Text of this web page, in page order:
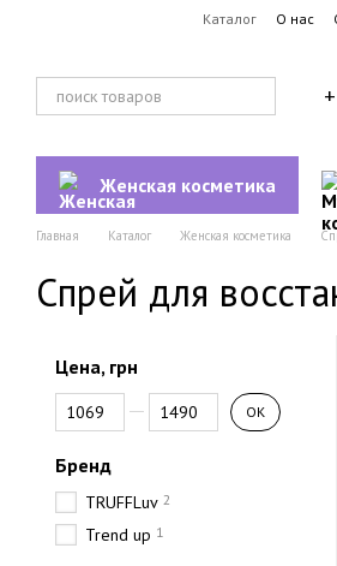
Перейти к основному контенту
Каталог О нас
Женская косметика
Главная Каталог Женская косметика
Спрей для
Цена, грн
От Цена, грн
До Цена, грн OK
Бренд
TRUFFLuv 2
Trend up 1